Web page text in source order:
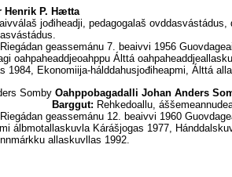
Henrik P. Hætta
jođiheadji, pedagogalaš ovddasvástádus,
Riegádan geassemánu 7. beaivvi 1956
oahpaheaddjeoahppu Álttá
1984, Ekonomiija-hálddahusjođiheapmi, Álttá
Oahppobagadalli Johan Anders
Barggut: Rehkedoallu,
Riegádan geassemánu 12. beaivvi 1960
álbmotallaskuvla Kárášjogas 1977,
allaskuvllas 1992.